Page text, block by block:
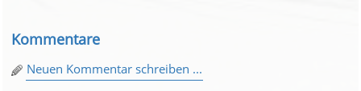
Kommentare
Neuen Kommentar schreiben ...